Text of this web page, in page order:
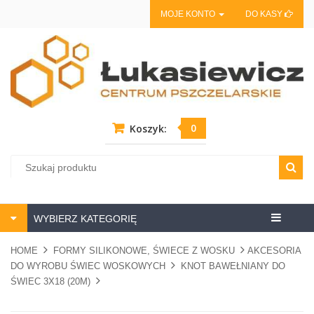
MOJE KONTO DO KASY
Koszyk: 0
Centrum
WYBIERZ KATEGORIĘ
HOME FORMY SILIKONOWE, ŚWIECE Z WOSKU
AKCESORIA
DO WYROBU ŚWIEC WOSKOWYCH
KNOT BAWEŁNIANY DO
ŚWIEC 3X18 (20M)